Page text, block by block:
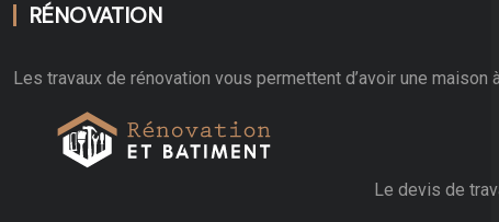
RÉNOVATION
Les travaux de rénovation vous permettent d’avoir une
Le devis de